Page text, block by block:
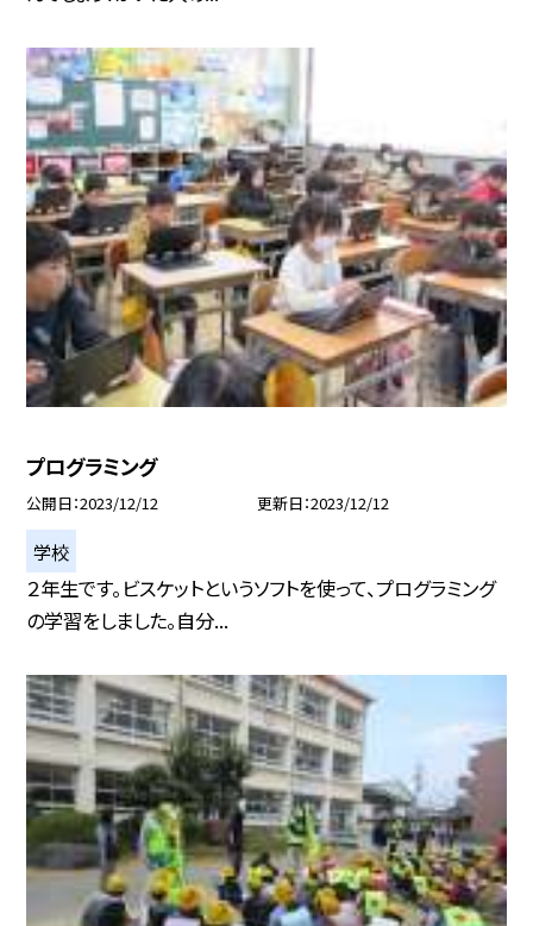
プログラミング
公開日 2023/12/12 更新日 2023/12/12
学校
２年生です。ビスケットというソフトを使って、プログラミング
の学習をしました。自分...